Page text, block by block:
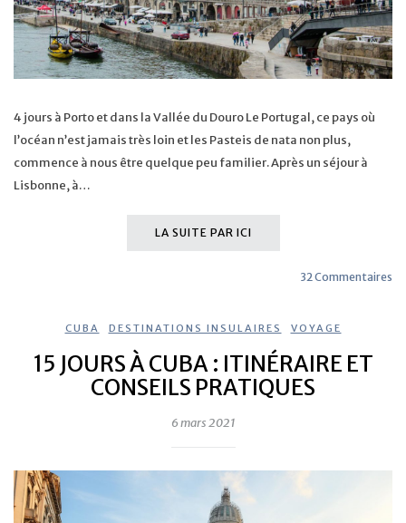
4 jours à Porto et dans la Vallée du Douro Le Portugal, ce pays où
l’océan n’est jamais très loin et les Pasteis de nata non plus,
commence à nous être quelque peu familier. Après un séjour à
Lisbonne, à…
LA SUITE PAR ICI
32 Commentaires
CUBA DESTINATIONS INSULAIRES VOYAGE
15 JOURS À CUBA : ITINÉRAIRE ET
CONSEILS PRATIQUES
6 mars 2021